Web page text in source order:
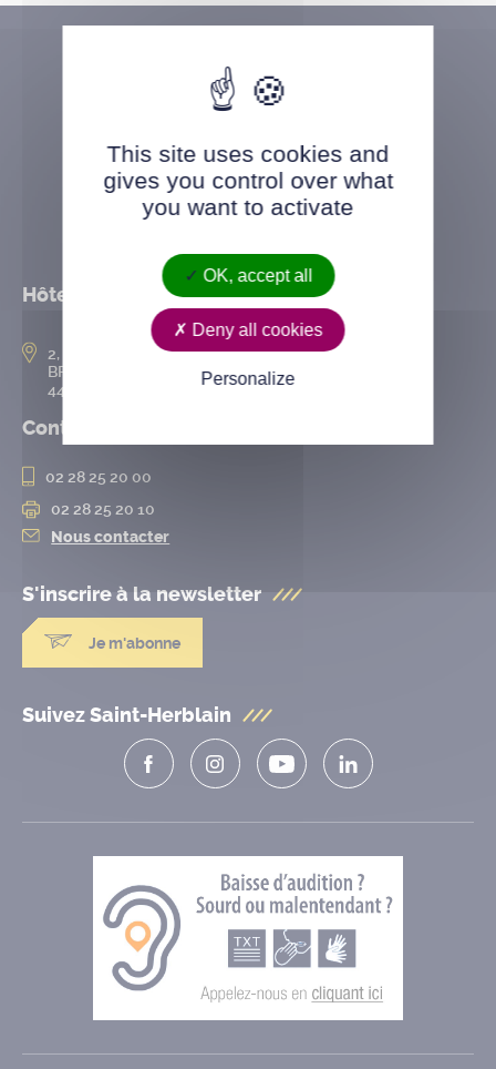
Hôtel de ville
2, rue de l’Hôtel-de-Ville
BP 50167
44802 Saint-Herblain cedex
Contact
02 28 25 20 00
02 28 25 20 10
Nous contacter
S'inscrire à la newsletter
Je m'abonne
Suivez Saint-Herblain
This site uses cookies and
gives you control over what
you want to activate
OK, accept all
Deny all cookies
Personalize